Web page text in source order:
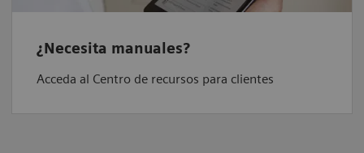
¿Necesita manuales?
Acceda al Centro de recursos para clientes